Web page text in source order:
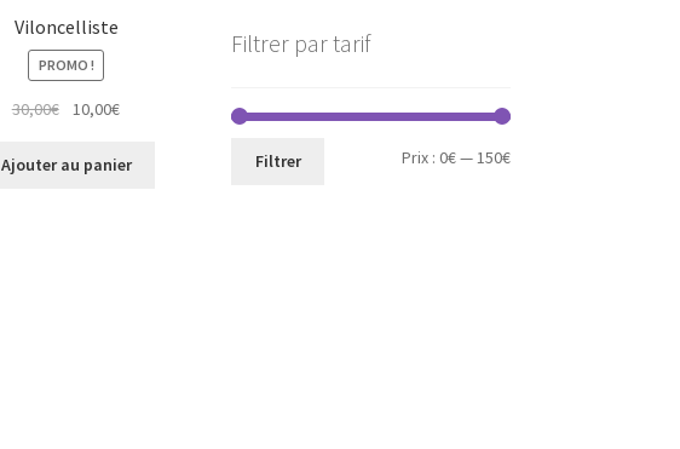
Viloncelliste
PROMO !
30,00€
Le
initial
10,00€Le
actuel
Ajouter au panier
Filtrer par tarif
Prix
Prix
Filtrer Prix : 0€—150€